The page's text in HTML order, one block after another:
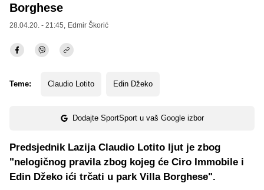
Borghese
28.04.20. - 21:45, Edmir Škorić
Teme: Claudio Lotito Edin Džeko
Dodajte SportSport u vaš Google izbor
Predsjednik Lazija Claudio Lotito ljut je zbog
"nelogičnog pravila zbog kojeg će Ciro Immobile i
Edin Džeko ići trčati u park Villa Borghese".